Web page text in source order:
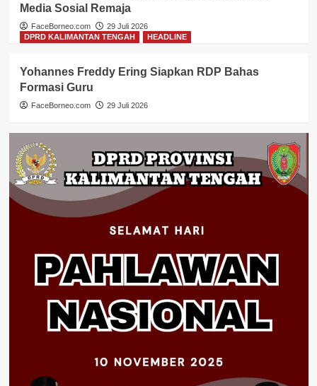
Media Sosial Remaja
FaceBorneo.com
29 Juli 2026
DPRD KALIMANTAN TENGAH
HEADLINE
Yohannes Freddy Ering Siapkan RDP Bahas
Formasi Guru
FaceBorneo.com 29 Juli 2026